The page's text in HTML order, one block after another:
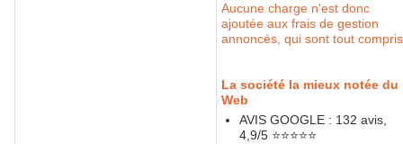
Aucune charge n'est donc
ajoutée aux frais de gestion
annoncés, qui sont tout
La société la mieux notée du
Web
AVIS GOOGLE : 132 avis,
4,9/5 ⭐️⭐️⭐️⭐️⭐️